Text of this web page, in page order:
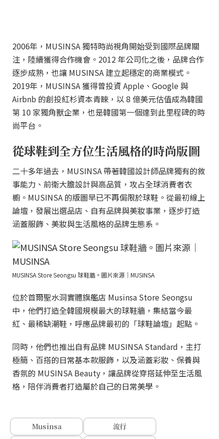
2006年，MUSINSA 獨特時尚視角開始受到國際品牌關
注，陸續獲得合作機會。2012 年公司化之後，品牌合作
逐步成熟，也讓 MUSINSA 建立起穩定的商業模式。
2019年，MUSINSA 獲得曾投資 Apple、Google 與
Airbnb 的創投紅杉資本青睞，以 8 億美元估值成為韓國
第 10 家獨角獸企業，也是韓國第一個達到此里程碑的時
尚平台。
從球鞋到全方位生活風格的時尚版圖
二十多年過去，MUSINSA 帶著韓國設計師品牌獨有的敘
事能力、前衛大膽設計與高品質，攻占全球消費者衣
櫥。MUSINSA 的版圖早已不再侷限於球鞋。從最初線上
論壇，發展出選品店、自有品牌與美妝事業，逐步打造
涵蓋服飾、美妝與生活風格的品牌生態系。
MUSINSA Store Seongsu 球鞋牆。圖片來源｜MUSINSA
位於首爾聖水洞實體旗艦店 Musinsa Store Seongsu
中，他們打造全韓國規模最大的球鞋牆，集結當今最
紅、最稀缺潮鞋，呼應品牌最初的「球鞋論壇」起點。
同時，他們也推出自有品牌 MUSINSA Standard，主打
極簡、百搭的日常基本款服飾，以及涵蓋彩妝、保養與
香氛的 MUSINSA Beauty，讓品牌從穿搭延伸至生活風
格，陪伴消費者打造屬於自己的日常美學。
Musinsa
流行